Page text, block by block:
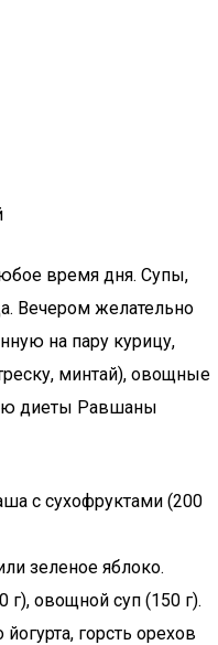
время дня. Супы,
Вечером желательно
на пару курицу,
минтай), овощные
диеты Равшаны
с сухофруктами (200
зеленое яблоко.
г), овощной суп (150 г).
горсть орехов